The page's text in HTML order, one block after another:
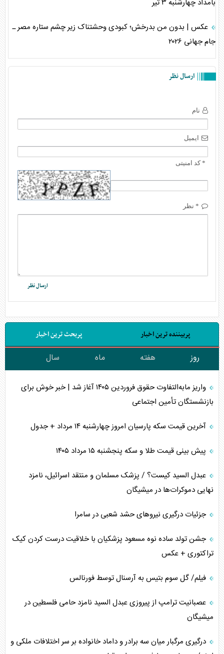
بامداد چهارشنبه ۳ تیر
عکس | بدون من بدرخش؛ کبودی وحشتناک زیر چشم ستاره مصر ـ
جام جهانی ۲۰۲۶
ارسال نظر
نام
ایمیل
* کد امنیتی
* نظر
پربیننده ترین اخبار پربحث ترین اخبار
روز هفته ماه سال
واریز مابه‌التفاوت حقوق فروردین ۱۴۰۵ آغاز شد | خبر خوش برای
بازنشستگان تأمین اجتماعی
آخرین قیمت سکه پارسیان امروز چهارشنبه ۱۴ مرداد + جدول
پیش بینی قیمت طلا و سکه پنجشنبه ۱۵ مرداد ۱۴۰۵
عبدل السید کیست؟ / پزشک مسلمان و منتقد اسرائیل، نامزد
نهایی دموکرات‌ها در میشیگان
جزئیات درگیری نیرو‌های حشد شعبی در سامرا
جشن تولد ساده نوه مسعود پزشکیان با خلاقیت درست کردن کیک
تراکتوری + عکس
فیلم/ گل سوم بتیس به آرسنال توسط فورنالس
عصبانیت ترامپ از پیروزی عبدل السید نامزد حامی فلسطین در
میشیگان
درگیری مرگبار میان سه برادر و داماد خانواده بر سر اختلافات ملکی و